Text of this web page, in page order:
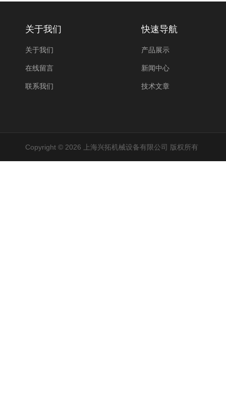
关于我们
关于我们
在线留言
联系我们
快速导航
产品展示
新闻中心
技术文章
Copyright © 2026 上海兴拓机械设备有限公司 版权所有